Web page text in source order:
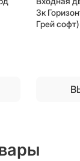
3к
Грей